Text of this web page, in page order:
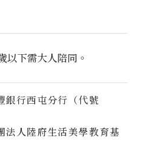
以下需大人陪同。
銀行西屯分行（代號
法人陸府生活美學​教育基